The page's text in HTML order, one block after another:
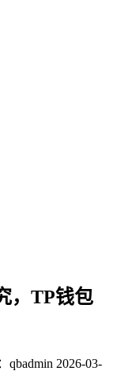
，TP钱包
qbadmin 2026-03-